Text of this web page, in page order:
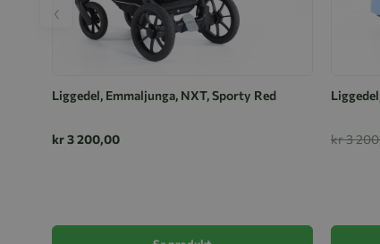
Liggedel, Emmaljunga, NXT, Sporty Red
kr 3 200,00 kr 3
‹